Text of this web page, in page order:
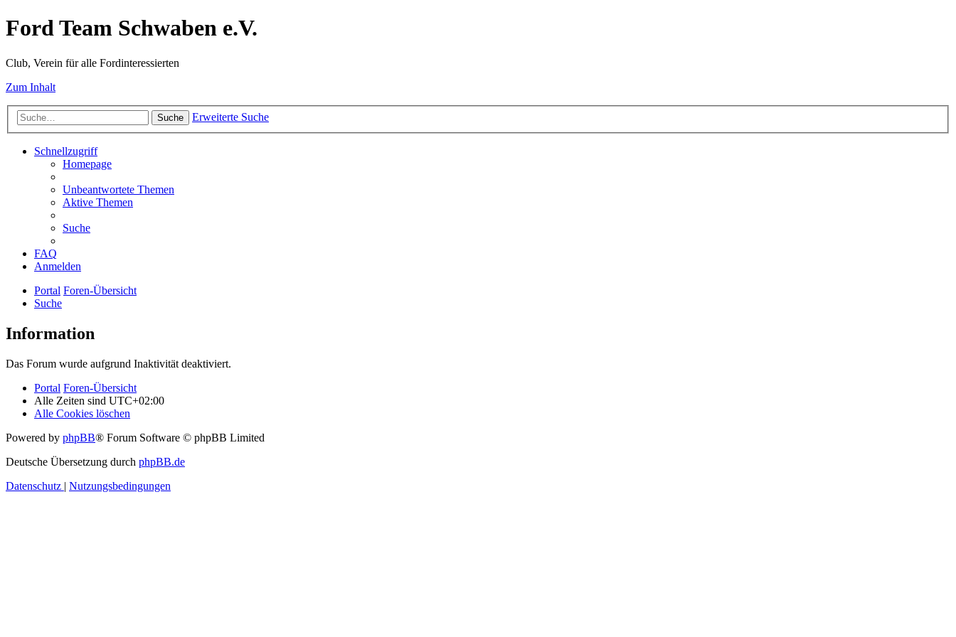
Ford Team Schwaben e.V.
Club, Verein für alle Fordinteressierten
Zum Inhalt
Suche Erweiterte Suche
Schnellzugriff
Homepage
Unbeantwortete Themen
Aktive Themen
Suche
FAQ
Anmelden
Portal Foren-Übersicht
Suche
Information
Das Forum wurde aufgrund Inaktivität deaktiviert.
Portal Foren-Übersicht
Alle Zeiten sind UTC+02:00
Alle Cookies löschen
Powered by phpBB® Forum Software © phpBB Limited
Deutsche Übersetzung durch phpBB.de
Datenschutz | Nutzungsbedingungen